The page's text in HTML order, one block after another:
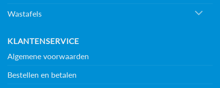
Wastafels
KLANTENSERVICE
Algemene voorwaarden
Bestellen en betalen